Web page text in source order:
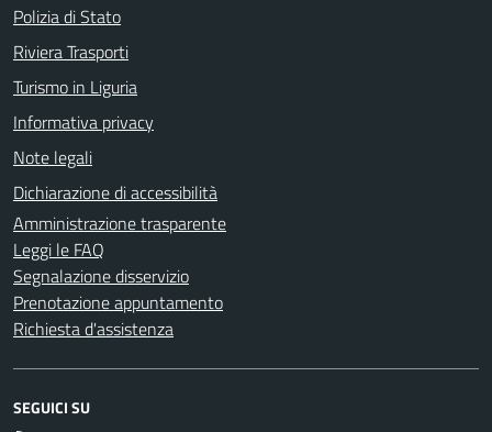
Polizia di Stato
Riviera Trasporti
Turismo in Liguria
Informativa privacy
Note legali
Dichiarazione di accessibilità
Amministrazione trasparente
Leggi le FAQ
Segnalazione disservizio
Prenotazione appuntamento
Richiesta d'assistenza
SEGUICI SU